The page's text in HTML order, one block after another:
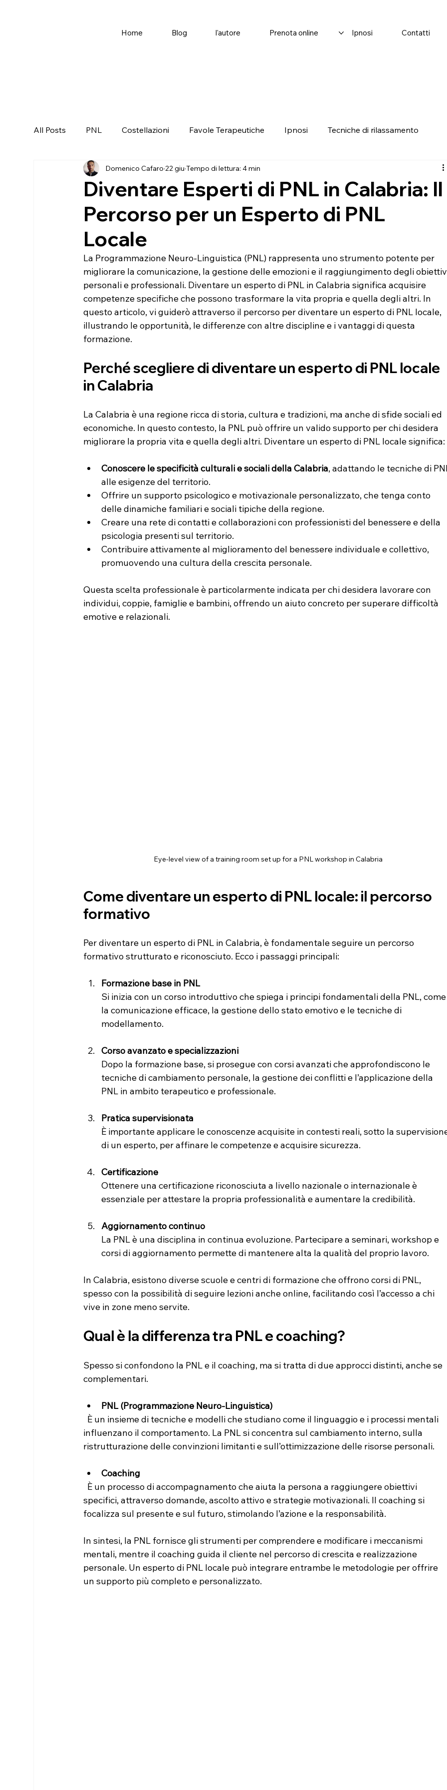
Home Blog l'autore Prenota online Ipnosi Contatti
All Posts PNL Costellazioni Favole Terapeutiche Ipnosi Tecniche di rilassamento
Diventare Esperti di PNL in Calabria: Il
Percorso per un Esperto di PNL
Locale
Domenico Cafaro 22 giu Tempo di lettura: 4 min
La Programmazione Neuro-Linguistica (PNL) rappresenta uno strumento potente per
migliorare la comunicazione, la gestione delle emozioni e il raggiungimento degli
personali e professionali. Diventare un esperto di PNL in Calabria significa acquisire
competenze specifiche che possono trasformare la vita propria e quella degli altri. In
questo articolo, vi guiderò attraverso il percorso per diventare un esperto di PNL locale,
illustrando le opportunità, le differenze con altre discipline e i vantaggi di questa
formazione.
Perché scegliere di diventare un esperto di PNL locale
in Calabria
La Calabria è una regione ricca di storia, cultura e tradizioni, ma anche di sfide sociali ed
economiche. In questo contesto, la PNL può offrire un valido supporto per chi desidera
migliorare la propria vita e quella degli altri. Diventare un esperto di PNL locale significa:
Conoscere le specificità culturali e sociali della Calabria, adattando le tecniche di
alle esigenze del territorio.
Offrire un supporto psicologico e motivazionale personalizzato, che tenga conto
delle dinamiche familiari e sociali tipiche della regione.
Creare una rete di contatti e collaborazioni con professionisti del benessere e della
psicologia presenti sul territorio.
Contribuire attivamente al miglioramento del benessere individuale e collettivo,
promuovendo una cultura della crescita personale.
Questa scelta professionale è particolarmente indicata per chi desidera lavorare con
individui, coppie, famiglie e bambini, offrendo un aiuto concreto per superare difficoltà
emotive e relazionali.
Eye-level view of a training room set up for a PNL workshop in Calabria
Come diventare un esperto di PNL locale: il percorso
formativo
Per diventare un esperto di PNL in Calabria, è fondamentale seguire un percorso
formativo strutturato e riconosciuto. Ecco i passaggi principali:
Formazione base in PNL
Si inizia con un corso introduttivo che spiega i principi fondamentali della PNL,
la comunicazione efficace, la gestione dello stato emotivo e le tecniche di
modellamento.
Corso avanzato e specializzazioni
Dopo la formazione base, si prosegue con corsi avanzati che approfondiscono le
tecniche di cambiamento personale, la gestione dei conflitti e l’applicazione della
PNL in ambito terapeutico e professionale.
Pratica supervisionata
È importante applicare le conoscenze acquisite in contesti reali, sotto la
di un esperto, per affinare le competenze e acquisire sicurezza.
Certificazione
Ottenere una certificazione riconosciuta a livello nazionale o internazionale è
essenziale per attestare la propria professionalità e aumentare la credibilità.
Aggiornamento continuo
La PNL è una disciplina in continua evoluzione. Partecipare a seminari, workshop e
corsi di aggiornamento permette di mantenere alta la qualità del proprio lavoro.
In Calabria, esistono diverse scuole e centri di formazione che offrono corsi di PNL,
spesso con la possibilità di seguire lezioni anche online, facilitando così l’accesso a chi
vive in zone meno servite.
Qual è la differenza tra PNL e coaching?
Spesso si confondono la PNL e il coaching, ma si tratta di due approcci distinti, anche se
complementari.
PNL (Programmazione Neuro-Linguistica)
influenzano il comportamento. La PNL si concentra sul cambiamento interno, sulla
ristrutturazione delle convinzioni limitanti e sull’ottimizzazione delle risorse personali.
Coaching
specifici, attraverso domande, ascolto attivo e strategie motivazionali. Il coaching si
focalizza sul presente e sul futuro, stimolando l’azione e la responsabilità.
In sintesi, la PNL fornisce gli strumenti per comprendere e modificare i meccanismi
mentali, mentre il coaching guida il cliente nel percorso di crescita e realizzazione
personale. Un esperto di PNL locale può integrare entrambe le metodologie per offrire
un supporto più completo e personalizzato.